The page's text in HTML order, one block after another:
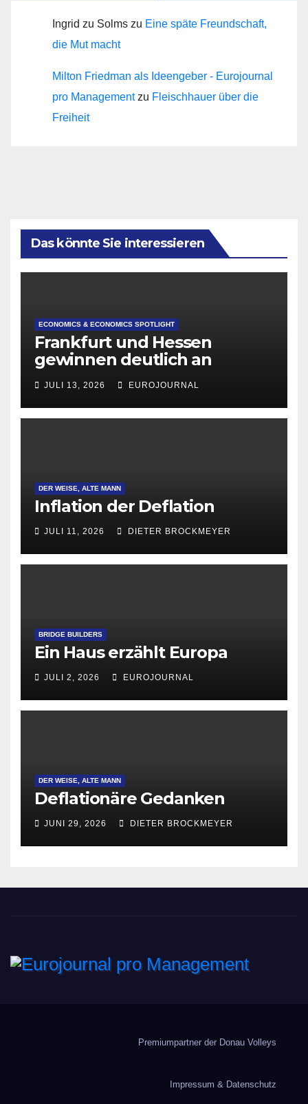
Ingrid zu Solms zu Eine späte Freundschaft,
die Mut macht
Milton Friedman als Ideengeber - Eurojournal
pro Managementzu Fleischhauer über die
Freiheit
Das könnte Sie interessieren
ECONOMICS & ECONOMICS SPOTLIGHT
Frankfurt und Hessen
gewinnen deutlich an
Attraktivität für Startup-
Gründungen
JULI 13, 2026 EUROJOURNAL
DER WEISE, ALTE MANN
Inflation der Deflation
JULI 11, 2026 DIETER BROCKMEYER
BRIDGE BUILDERS
Ein Haus erzählt Europa
JULI 2, 2026 EUROJOURNAL
DER WEISE, ALTE MANN
Deflationäre Gedanken
JUNI 29, 2026 DIETER BROCKMEYER
Premiumpartner der Donau Volleys
Impressum & Datenschutz